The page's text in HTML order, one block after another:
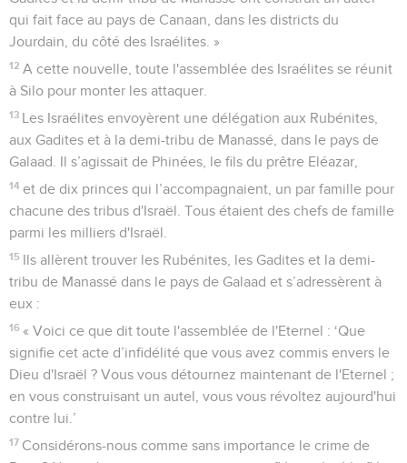
qui fait face au pays de Canaan, dans les districts du
Jourdain, du côté des Israélites. »
12 A cette nouvelle, toute l'assemblée des Israélites se réunit
à Silo pour monter les attaquer.
13 Les Israélites envoyèrent une délégation aux Rubénites,
aux Gadites et à la demi-tribu de Manassé, dans le pays de
Galaad. Il s’agissait de Phinées, le fils du prêtre Eléazar,
14 et de dix princes qui l’accompagnaient, un par famille pour
chacune des tribus d'Israël. Tous étaient des chefs de famille
parmi les milliers d'Israël.
15 Ils allèrent trouver les Rubénites, les Gadites et la demi-
tribu de Manassé dans le pays de Galaad et s’adressèrent à
eux :
16 « Voici ce que dit toute l'assemblée de l'Eternel : ‘Que
signifie cet acte d’infidélité que vous avez commis envers le
Dieu d'Israël ? Vous vous détournez maintenant de l'Eternel ;
en vous construisant un autel, vous vous révoltez aujourd'hui
contre lui.’
17 Considérons-nous comme sans importance le crime de